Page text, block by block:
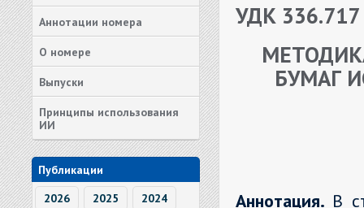
Аннотации номера
О номере
Выпуски
Принципы использования
ИИ
Публикации
2026
2025 2024
УДК 336.717
БУМАГ
Аннотация. В